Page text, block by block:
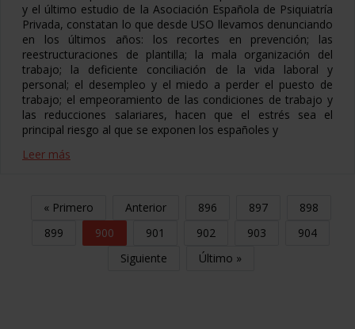
y el último estudio de la Asociación Española de Psiquiatría
Privada, constatan lo que desde USO llevamos denunciando
en los últimos años: los recortes en prevención; las
reestructuraciones de plantilla; la mala organización del
trabajo; la deficiente conciliación de la vida laboral y
personal; el desempleo y el miedo a perder el puesto de
trabajo; el empeoramiento de las condiciones de trabajo y
las reducciones salariares, hacen que el estrés sea el
principal riesgo al que se exponen los españoles y
Leer más
« Primero Anterior 896 897
898
899
900 901 902 903
904
Siguiente
Último »